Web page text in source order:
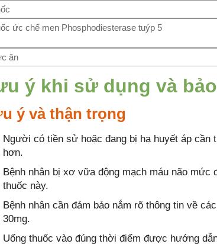
ức chế men Phosphodiesterase tuýp 5
ăn
ý khi sử dụng và
ý và thận trọng
Người có tiền sử hoặc đang bị hạ huyết áp cần
hơn.
Bệnh nhân bị xơ vữa động mạch máu não
thuốc này.
Bệnh nhân cần đảm bảo nắm rõ thông tin về
30mg.
Uống thuốc vào đúng thời điểm được hướng